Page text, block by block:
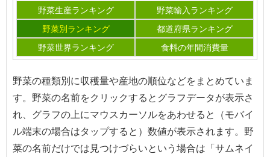
野菜生産ランキング
野菜輸入ランキング
野菜別ランキング
都道府県ランキング
野菜世界ランキング
食料の年間消費量
野菜の種類別に収穫量や産地の順位などをまとめていま
す。野菜の名前をクリックするとグラフデータが表示さ
れ、グラフの上にマウスカーソルをあわせると（モバイ
ル端末の場合はタップすると）数値が表示されます。野
菜の名前だけでは見つけづらいという場合は「サムネイ